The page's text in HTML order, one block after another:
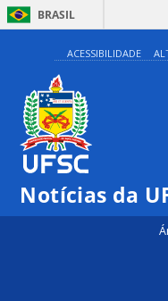
BRASIL
ACESSIBILIDADE
Notícias da